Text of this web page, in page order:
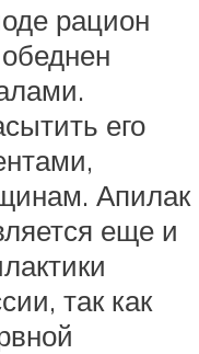
рацион
его
Апилак
еще и
так как